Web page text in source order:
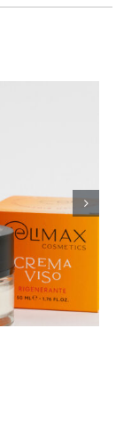
lo
elisir